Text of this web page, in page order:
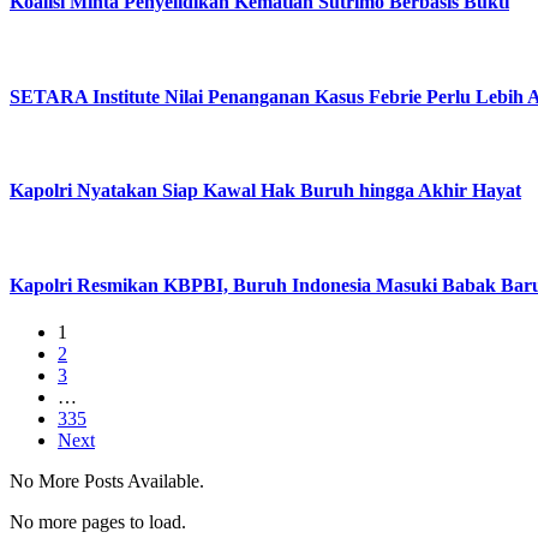
SETARA Institute Nilai Penanganan Kasus Febrie Perlu Lebih
Kapolri Nyatakan Siap Kawal Hak Buruh hingga Akhir Hayat
Kapolri Resmikan KBPBI, Buruh Indonesia Masuki Babak
1
2
3
…
335
Next
No More Posts Available.
No more pages to load.